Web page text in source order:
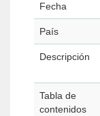
Fecha
País
Descripción
Tabla de
contenidos